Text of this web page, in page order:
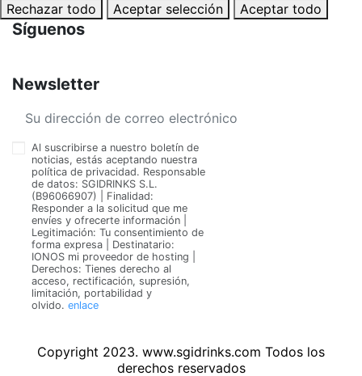
Rechazar todo
Aceptar selección Aceptar todo
Síguenos
Newsletter
Al suscribirse a nuestro boletín de
noticias, estás aceptando nuestra
política de privacidad. Responsable
de datos: SGIDRINKS S.L.
(B96066907) | Finalidad:
Responder a la solicitud que me
envíes y ofrecerte información |
Legitimación: Tu consentimiento de
forma expresa | Destinatario:
IONOS mi proveedor de hosting |
Derechos: Tienes derecho al
acceso, rectificación, supresión,
limitación, portabilidad y
olvido. enlace
Copyright 2023. www.sgidrinks.com Todos los
derechos reservados